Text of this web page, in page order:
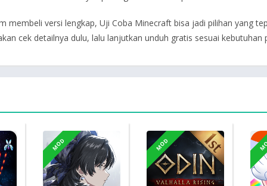
membeli versi lengkap, Uji Coba Minecraft bisa jadi pilihan yang
cek detailnya dulu, lalu lanjutkan unduh gratis sesuai
MOD MOD